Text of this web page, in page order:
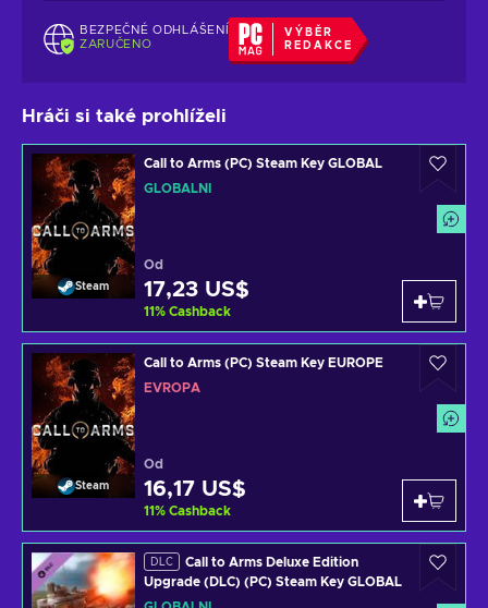
BEZPEČNÉ ODHLÁŠENÍ
ZARUČENO
VÝBĚR
REDAKCE
Hráči si také prohlíželi
Steam
Call to Arms (PC) Steam Key GLOBAL
GLOBÁLNÍ
Od
17,23 US$
11% Cashback
Steam
Call to Arms (PC) Steam Key EUROPE
EVROPA
Od
16,17 US$
11% Cashback
DLC
Call to Arms Deluxe Edition
Upgrade (DLC) (PC) Steam Key GLOBAL